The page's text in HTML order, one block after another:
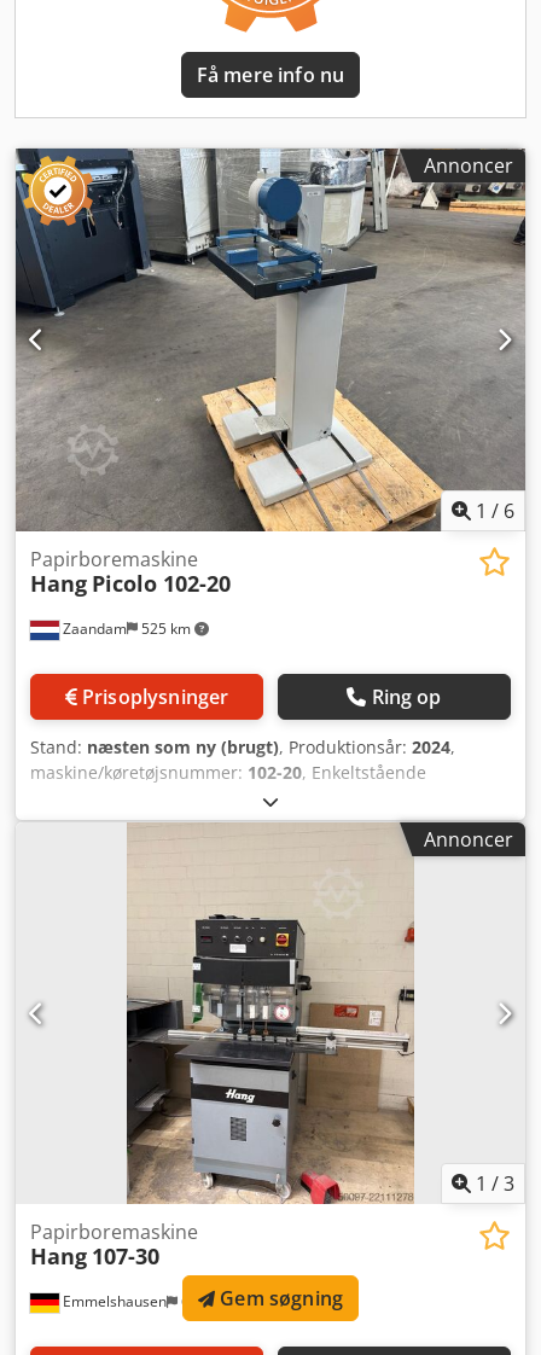
Få mere info nu
Annoncer
1 / 6
Zaandam 525 km
Papirboremaskine
Hang Picolo 102-20
Prisoplysninger Ring op
Stand: næsten som ny (brugt), Produktionsår: 2024,
maskine/køretøjsnummer: 102-20, Enkeltstående
øskenmaskine til fodbetjening med automatisk
øskenfremføring. Fås til øskenstørrelse med indvendig
diameter på 4 mm eller 5,5 mm. Med selvstansende
materialetykkelse op til 2 mm. Chodpfxowgw Ule Adiea
Annoncer
1 /3
Emmelshausen 692 km
Papirboremaskine
Hang 107-30
Gem søgning